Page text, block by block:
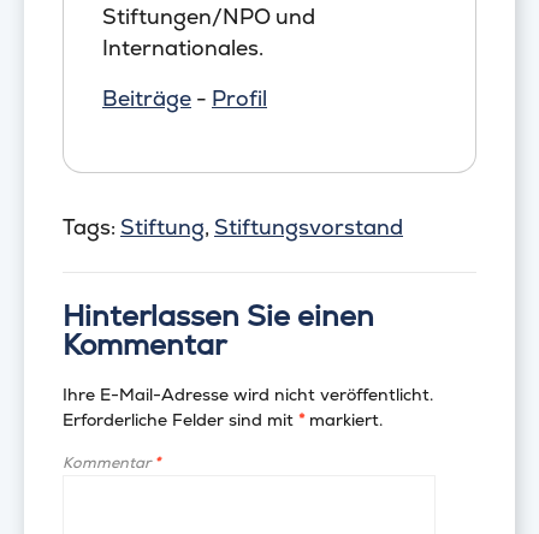
Stiftungen/NPO und
Internationales.
Beiträge - Profil
Tags: Stiftung, Stiftungsvorstand
Hinterlassen Sie einen
Kommentar
Ihre E-Mail-Adresse wird nicht veröffentlicht.
Erforderliche Felder sind mit *markiert.
Kommentar*